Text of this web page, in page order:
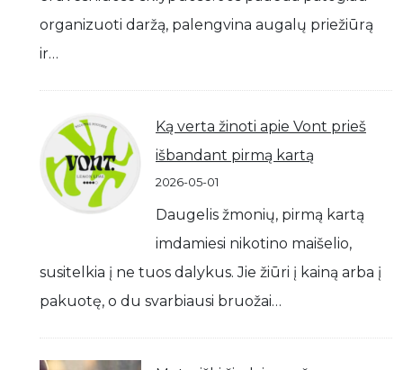
organizuoti daržą, palengvina augalų priežiūrą
ir…
Ką verta žinoti apie Vont prieš
išbandant pirmą kartą
2026-05-01
Daugelis žmonių, pirmą kartą
imdamiesi nikotino maišelio,
susitelkia į ne tuos dalykus. Jie žiūri į kainą arba į
pakuotę, o du svarbiausi bruožai…